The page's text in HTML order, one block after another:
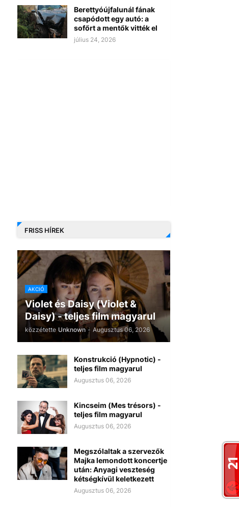
Berettyóújfalunál fának
csapódott egy autó: a
sofőrt a mentők vitték el
július 24, 2026
FRISS HÍREK
AKCIÓ
Violet és Daisy (Violet &
Daisy) - teljes film magyarul
közzétette Unknown - Augusztus 06, 2026
Konstrukció (Hypnotic) -
teljes film magyarul
Augusztus 06, 2026
Kincseim (Mes trésors) -
teljes film magyarul
Augusztus 06, 2026
Megszólaltak a szervezők
Majka lemondott koncertje
után: Anyagi veszteség
kétségkívül keletkezett
Augusztus 06, 2026